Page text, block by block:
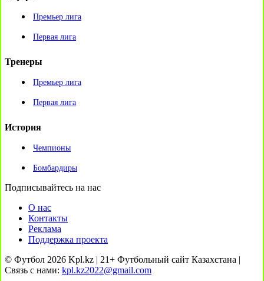
Премьер лига
Первая лига
Тренеры
Премьер лига
Первая лига
История
Чемпионы
Бомбардиры
Подписывайтесь на нас
О нас
Контакты
Реклама
Поддержка проекта
© Футбол 2026 Kpl.kz | 21+ Футбольный сайт Казахстана |
Связь с нами: kpl.kz2022@gmail.com